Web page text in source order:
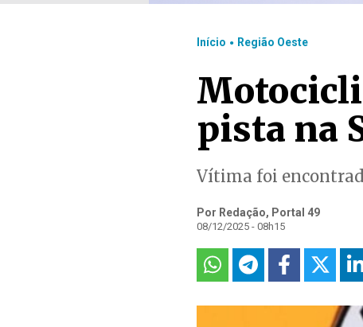
Início . Região Oeste
pista na
Vítima foi
Por Redação, Portal 49
08/12/2025 - 08h15